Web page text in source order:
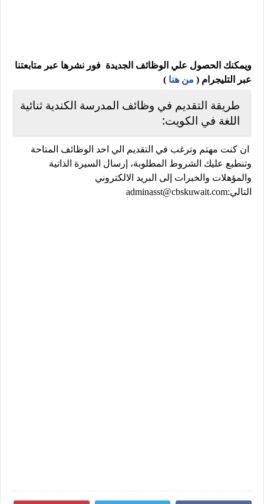
ويمكنك الحصول علي الوظائف الجديدة فور نشرها عبر متابعتنا
عبر التليجرام ( من هنا )
طريقة التقديم في وظائف المدرسة الكندية ثنائية
اللغة في الكويت:
ان كنت مهتم وترغب في التقديم الي احد الوظائف المتاحة
وتنطبع عليك الشروط المطلوبة، إرسال السيرة الذاتية
والمؤهلات والخبرات إلى البريد الالكتروني
التالي:adminasst@cbskuwait.com